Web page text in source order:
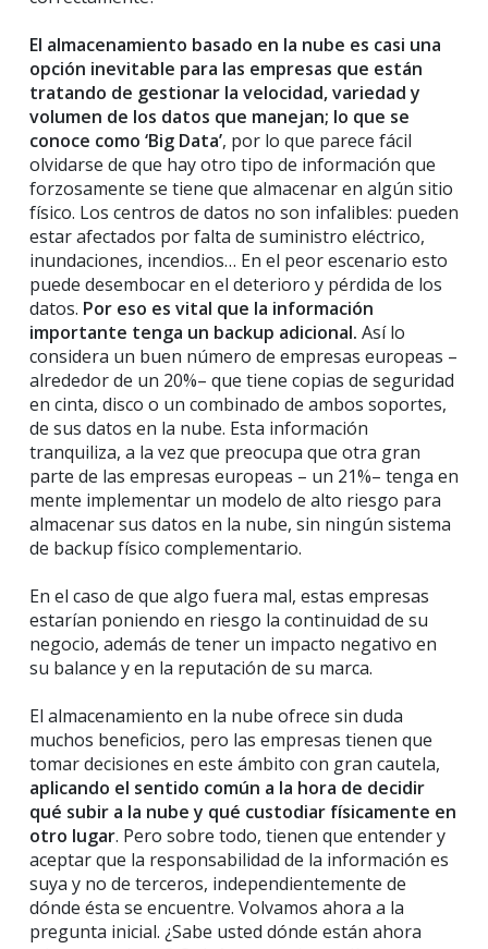
El almacenamiento basado en la nube es casi una
opción inevitable para las empresas que están
tratando de gestionar la velocidad, variedad y
volumen de los datos que manejan; lo que se
conoce como ‘Big Data’, por lo que parece fácil
olvidarse de que hay otro tipo de información que
forzosamente se tiene que almacenar en algún sitio
físico. Los centros de datos no son infalibles: pueden
estar afectados por falta de suministro eléctrico,
inundaciones, incendios… En el peor escenario esto
puede desembocar en el deterioro y pérdida de los
datos. Por eso es vital que la información
importante tenga un backup adicional. Así lo
considera un buen número de empresas europeas –
alrededor de un 20%– que tiene copias de seguridad
en cinta, disco o un combinado de ambos soportes,
de sus datos en la nube. Esta información
tranquiliza, a la vez que preocupa que otra gran
parte de las empresas europeas – un 21%– tenga en
mente implementar un modelo de alto riesgo para
almacenar sus datos en la nube, sin ningún sistema
de backup físico complementario.
En el caso de que algo fuera mal, estas empresas
estarían poniendo en riesgo la continuidad de su
negocio, además de tener un impacto negativo en
su balance y en la reputación de su marca.
El almacenamiento en la nube ofrece sin duda
muchos beneficios, pero las empresas tienen que
tomar decisiones en este ámbito con gran cautela,
aplicando el sentido común a la hora de decidir
qué subir a la nube y qué custodiar físicamente en
otro lugar. Pero sobre todo, tienen que entender y
aceptar que la responsabilidad de la información es
suya y no de terceros, independientemente de
dónde ésta se encuentre. Volvamos ahora a la
pregunta inicial. ¿Sabe usted dónde están ahora